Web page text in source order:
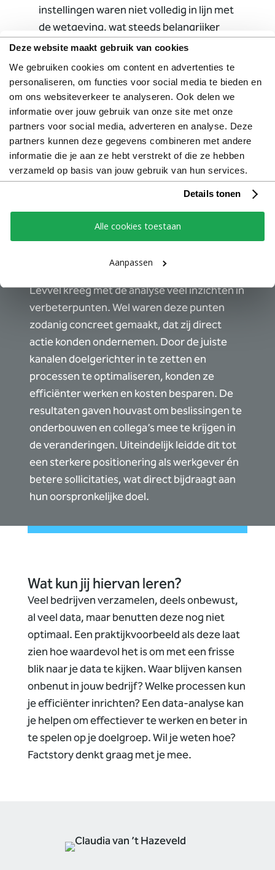
Deze website maakt gebruik van cookies
We gebruiken cookies om content en advertenties te
personaliseren, om functies voor social media te bieden en
om ons websiteverkeer te analyseren. Ook delen we
informatie over jouw gebruik van onze site met onze
partners voor social media, adverteren en analyse. Deze
partners kunnen deze gegevens combineren met andere
informatie die je aan ze hebt verstrekt of die ze hebben
verzameld op basis van jouw gebruik van hun services.
Details tonen
Alle cookies toestaan
Aanpassen
instellingen waren niet volledig in lijn met
de wetgeving, wat steeds belangrijker
wordt.
Op al deze punten gaf Factstory concrete
adviezen: hoe de wervingsstrategie
effectiever kon, hoe de website beter kon
presteren en hoe het sollicitatieproces
gebruiksvriendelijker kon worden.
Wat heeft het
opgeleverd?
Levvel kreeg met de analyse veel inzichten in
verbeterpunten. Wel waren deze punten
zodanig concreet gemaakt, dat zij direct
actie konden ondernemen. Door de juiste
kanalen doelgerichter in te zetten en
processen te optimaliseren, konden ze
efficiënter werken en kosten besparen. De
resultaten gaven houvast om beslissingen te
onderbouwen en collega’s mee te krijgen in
de veranderingen. Uiteindelijk leidde dit tot
een sterkere positionering als werkgever én
betere sollicitaties, wat direct bijdraagt aan
hun oorspronkelijke doel.
Wat kun jij hiervan leren?
Veel bedrijven verzamelen, deels onbewust,
al veel data, maar benutten deze nog niet
optimaal. Een praktijkvoorbeeld als deze laat
zien hoe waardevol het is om met een frisse
blik naar je data te kijken. Waar blijven kansen
onbenut in jouw bedrijf? Welke processen kun
je efficiënter inrichten? Een data-analyse kan
je helpen om effectiever te werken en beter in
te spelen op je doelgroep. Wil je weten hoe?
Factstory denkt graag met je mee.